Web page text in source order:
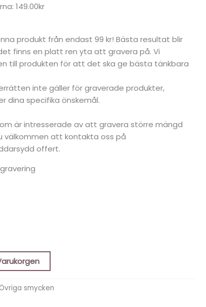
149.00kr
produkt från endast 99 kr! Bästa resultat blir
finns en platt ren yta att gravera på. Vi
till produkten för att det ska ge bästa tänkbara
inte gäller för graverade produkter,
dina specifika önskemål.
är intresserade av att gravera större mängd
välkommen att kontakta oss på
offert.
Övriga smycken